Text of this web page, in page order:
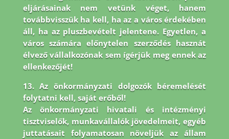
eljárásainak nem vetünk véget, hanem
továbbvisszük ha kell, ha az a város érdekében
áll, ha az pluszbevételt jelentene. Egyetlen, a
város számára előnytelen szerződés hasznát
élvező vállalkozónak sem ígérjük meg ennek az
ellenkezőjét!
13. Az önkormányzati dolgozók béremelését
folytatni kell, saját erőből!
Az önkormányzati hivatali és intézményi
tisztviselők, munkavállalók jövedelmeit, egyéb
juttatásait folyamatosan növeljük az állam